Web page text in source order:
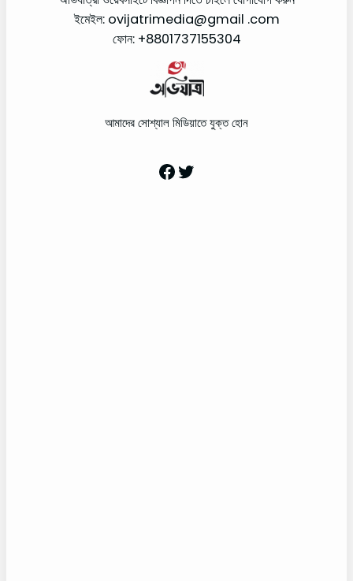
ইমেইল: ovijatrimedia@gmail .com
ফোন: +8801737155304
আমাদের সোশ্যাল মিডিয়াতে যুক্ত হোন
Facebook Twitter